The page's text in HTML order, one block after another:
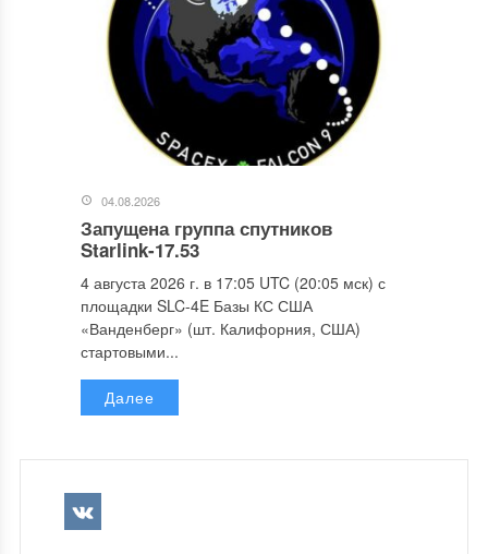
04.08.2026
Запущена группа спутников
Starlink-17.53
4 августа 2026 г. в 17:05 UTC (20:05 мск) с
площадки SLC-4E Базы КС США
«Ванденберг» (шт. Калифорния, США)
стартовыми...
Далее